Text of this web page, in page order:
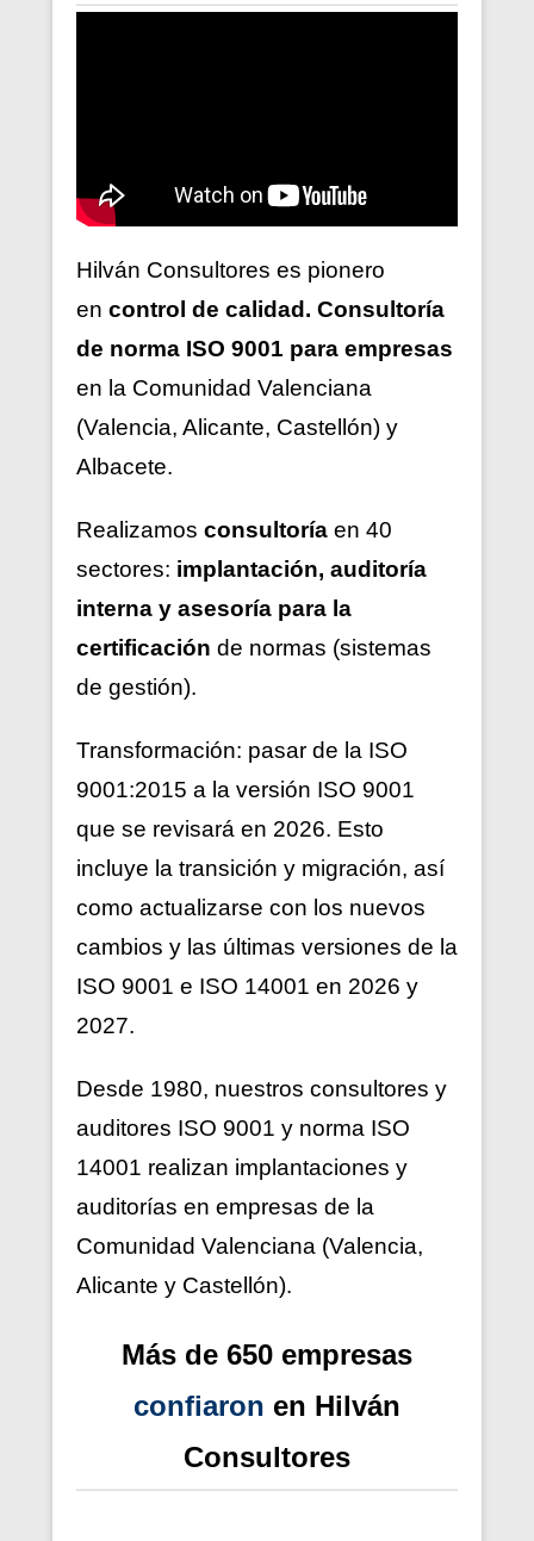
Hilván Consultores es pionero
en control de calidad. Consultoría
de norma ISO 9001 para empresas
en la Comunidad Valenciana
(Valencia, Alicante, Castellón) y
Albacete.
Realizamos consultoría en 40
sectores: implantación, auditoría
interna y asesoría para la
certificación de normas (sistemas
de gestión).
Transformación: pasar de la ISO
9001:2015 a la versión ISO 9001
que se revisará en 2026. Esto
incluye la transición y migración, así
como actualizarse con los nuevos
cambios y las últimas versiones de la
ISO 9001 e ISO 14001 en 2026 y
2027.
Desde 1980, nuestros consultores y
auditores ISO 9001 y norma ISO
14001 realizan implantaciones y
auditorías en empresas de la
Comunidad Valenciana (Valencia,
Alicante y Castellón).
Más de 650 empresas
confiaron en Hilván
Consultores